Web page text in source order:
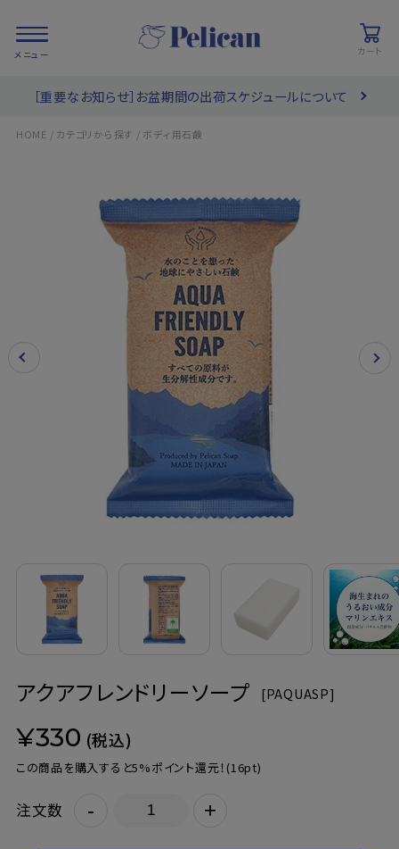
カート
PRODUCTS/ 商品を探す
COLLECTIONS/ ブランド一覧
お問い合わせ
ご利用案内
よくあるご質問
会員登録でお得
NEWS一覧
［重要なお知らせ］お盆期間の出荷スケジュールについて
HOME / カテゴリから探す / ボディ用石鹸
アクアフレンドリーソープ [PAQUASP]
¥330 (税込)
この商品を購入すると5%ポイント還元！ (16pt)
注文数 - +